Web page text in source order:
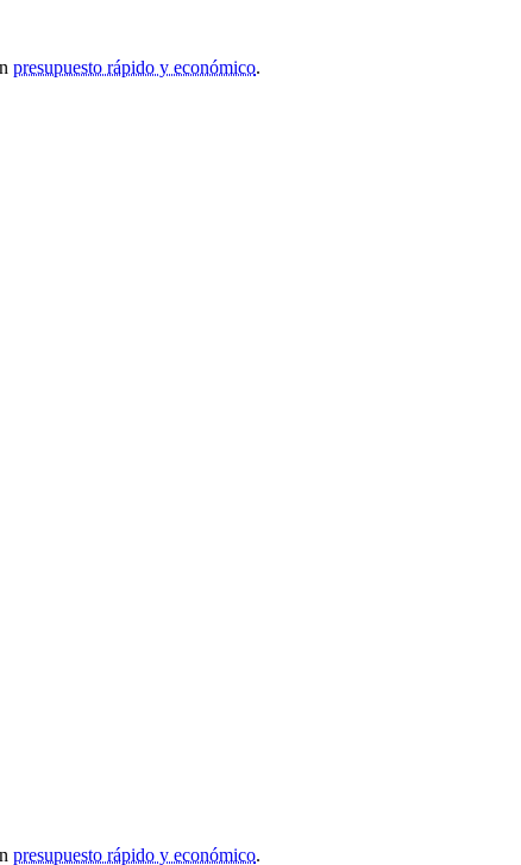
presupuesto rápido y económico.
presupuesto rápido y económico.